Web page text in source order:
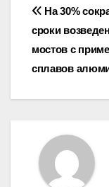
по
На 30%
сроки
мостов с
сплавов